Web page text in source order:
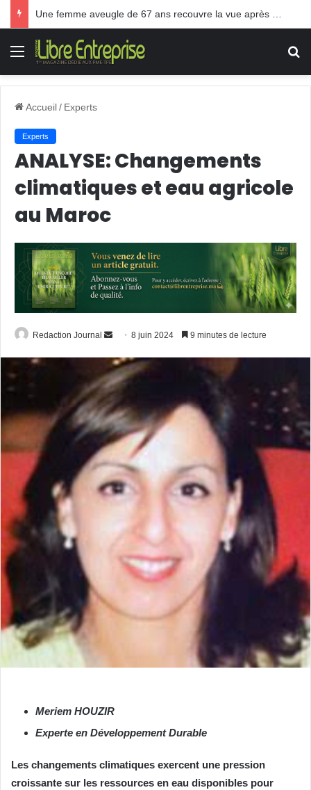
Menu
Accueil/ Experts
Experts
ANALYSE: Changements
climatiques et eau agricole
au Maroc
Redaction Journal
Envoyer
courriel
8 juin 2024 9 minutes de lecture
Meriem HOUZIR
Experte en Développement Durable
Les changements climatiques exercent une pression
croissante sur les ressources en eau disponibles pour